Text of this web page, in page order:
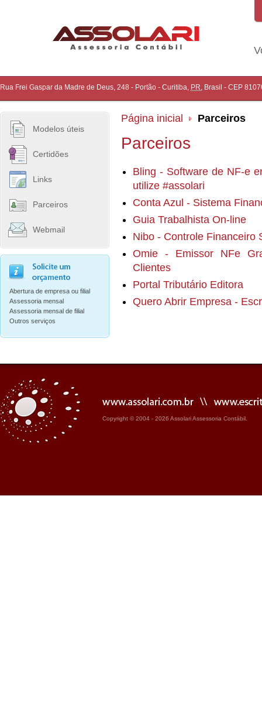
Rua Frei Gaspar da Madre de Deus, 248 - Portão - Curitiba, PR, Brasil - CEP
Modelos úteis
Certidões
Links
Parceiros
Webmail
Abertura de empresa ou filial
Assessoria mensal
Assessoria mensal de filial
Outros serviços
Página inicial Parceiros
Parceiros
Bling - Software de NF-e
utilize #assolari
Conta Azul - Sistema
Guia Trabalhista On-line
Nibo - Controle Financeiro
Omie - Emissor NFe
Clientes
Portal Tributário Editora
Quero Abrir Empresa -
Copyright © 2004 - 2026 Assolari Assessoria Contábil.